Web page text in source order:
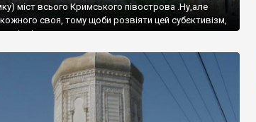
міст всього Кримського півострова .Ну,але
своя, тому щоби розвіяти цей субєктивізм,
відвідати це